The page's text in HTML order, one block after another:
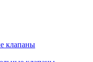
клапаны